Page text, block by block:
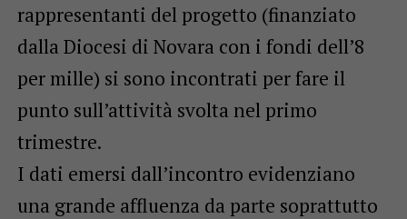
rappresentanti del progetto (finanziato
dalla Diocesi di Novara con i fondi dell’8
per mille) si sono incontrati per fare il
punto sull’attività svolta nel primo
trimestre.
I dati emersi dall’incontro evidenziano
una grande affluenza da parte soprattutto